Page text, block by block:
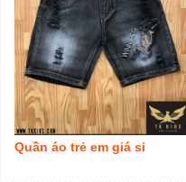
Quần áo trẻ em giá sỉ